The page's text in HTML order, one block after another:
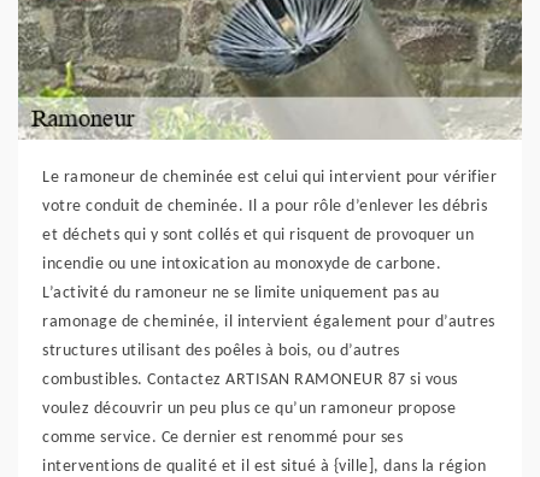
Le ramoneur de cheminée est celui qui intervient pour vérifier
votre conduit de cheminée. Il a pour rôle d’enlever les débris
et déchets qui y sont collés et qui risquent de provoquer un
incendie ou une intoxication au monoxyde de carbone.
L’activité du ramoneur ne se limite uniquement pas au
ramonage de cheminée, il intervient également pour d’autres
structures utilisant des poêles à bois, ou d’autres
combustibles. Contactez ARTISAN RAMONEUR 87 si vous
voulez découvrir un peu plus ce qu’un ramoneur propose
comme service. Ce dernier est renommé pour ses
interventions de qualité et il est situé à {ville], dans la région